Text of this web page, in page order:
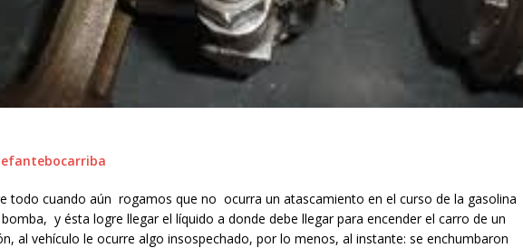
todo cuando aún rogamos que no ocurra un atascamiento en el curso de la gasolina
y ésta logre llegar el líquido a donde debe llegar para encender el carro de un
al vehículo le ocurre algo insospechado, por lo menos, al instante: se enchumbaron